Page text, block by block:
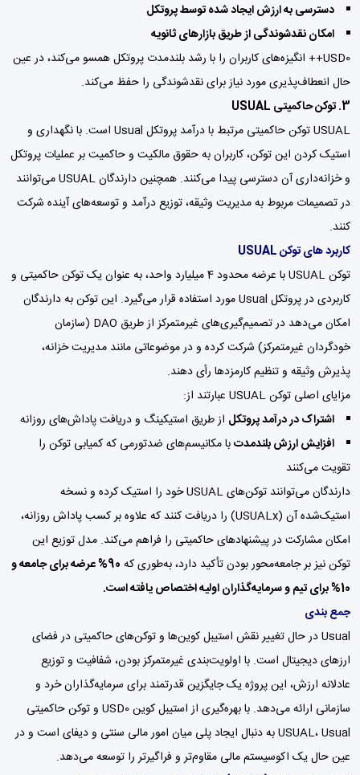
دسترسی به ارزش ایجاد شده توسط پروتکل
امکان نقدشوندگی از طریق بازارهای ثانویه
USD0++ انگیزه‌های کاربران را با رشد بلندمدت پروتکل همسو می‌کند، در عین
حال انعطاف‌پذیری مورد نیاز برای نقدشوندگی را حفظ می‌کند.
3. توکن حاکمیتی USUAL
USUAL توکن حاکمیتی مرتبط با درآمد پروتکل Usual است. با نگهداری و
استیک کردن این توکن، کاربران به حقوق مالکیت و حاکمیت بر عملیات پروتکل
و خزانه‌داری آن دسترسی پیدا می‌کنند. همچنین دارندگان USUAL می‌توانند
در تصمیمات مربوط به مدیریت وثیقه، توزیع درآمد و توسعه‌های آینده شرکت
کنند.
کاربرد های توکن USUAL
توکن USUAL با عرضه محدود 4 میلیارد واحد، به عنوان یک توکن حاکمیتی و
کاربردی در پروتکل Usual مورد استفاده قرار می‌گیرد. این توکن به دارندگان
امکان می‌دهد در تصمیم‌گیری‌های غیرمتمرکز از طریق DAO (سازمان
خودگردان غیرمتمرکز) شرکت کرده و در موضوعاتی مانند مدیریت خزانه،
پذیرش وثیقه و تنظیم کارمزدها رأی دهند.
مزایای اصلی توکن USUAL عبارتند از:
اشتراک در درآمد پروتکل از طریق استیکینگ و دریافت پاداش‌های روزانه
افزایش ارزش بلندمدتبا مکانیسم‌های ضدتورمی که کمیابی توکن را
تقویت می‌کنند
دارندگان می‌توانند توکن‌های USUAL خود را استیک کرده و نسخه
استیک‌شده آن (USUALx) را دریافت کنند که علاوه بر کسب پاداش روزانه،
امکان مشارکت در پیشنهادهای حاکمیتی را فراهم می‌کند. مدل توزیع این
توکن نیز بر جامعه‌محور بودن تأکید دارد، به‌طوری که
90% عرضه برای جامعه و
10% برای تیم و سرمایه‌گذاران اولیه اختصاص یافته است.
جمع بندی
Usual در حال تغییر نقش استیبل کوین‌ها و توکن‌های حاکمیتی در فضای
ارزهای دیجیتال است. با اولویت‌بندی غیرمتمرکز بودن، شفافیت و توزیع
عادلانه ارزش، این پروژه یک جایگزین قدرتمند برای سرمایه‌گذاران خرد و
سازمانی ارائه می‌دهد. با بهره‌گیری از استیبل کوین USD0 و توکن حاکمیتی
USUAL، Usual به دنبال ایجاد پلی میان امور مالی سنتی و دیفای است و در
عین حال یک اکوسیستم مالی مقاوم‌تر و فراگیرتر را توسعه می‌دهد.